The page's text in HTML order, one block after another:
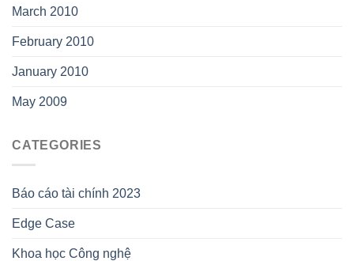
March 2010
February 2010
January 2010
May 2009
CATEGORIES
Báo cáo tài chính 2023
Edge Case
Khoa học Công nghệ